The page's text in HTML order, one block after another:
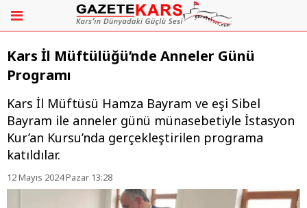
Kars İl Müftülüğü’nde Anneler Günü
Programı
​​​​​​​Kars İl Müftüsü Hamza Bayram ve eşi Sibel
Bayram ile anneler günü münasebetiyle İstasyon
Kur’an Kursu’nda gerçekleştirilen programa
katıldılar.
12 Mayıs 2024 Pazar 13:28